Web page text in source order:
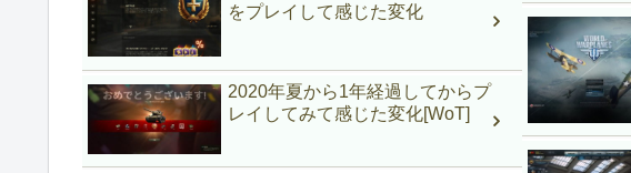
をプレイして感じた変化
2020年夏から1年経過してからプ
レイしてみて感じた変化[WoT]